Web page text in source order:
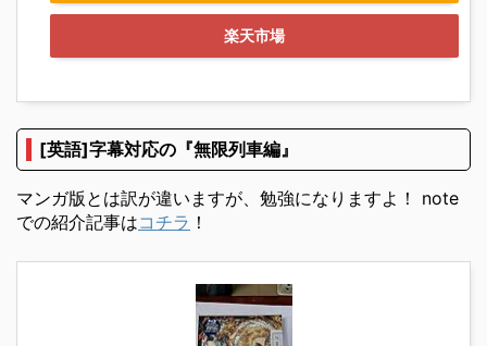
楽天市場
[英語]字幕対応の『無限列車編』
マンガ版とは訳が違いますが、勉強になりますよ！ note
での紹介記事はコチラ ！